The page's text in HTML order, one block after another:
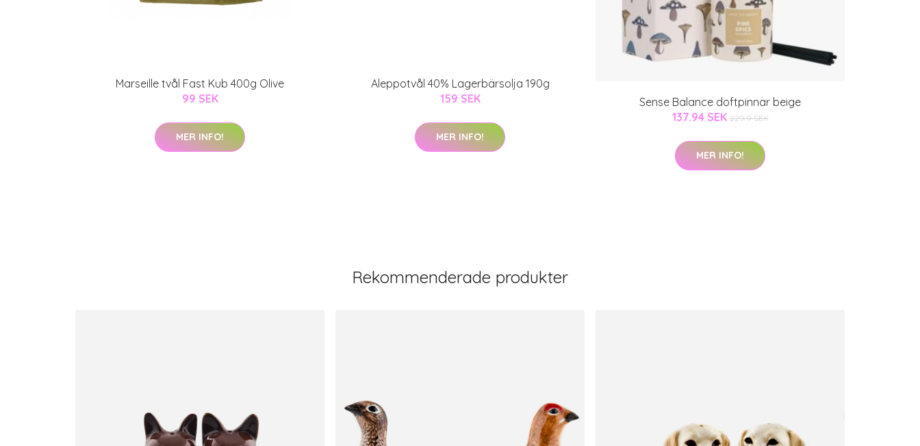
Marseille tvål Fast Kub 400g Olive
99 SEK
MER INFO!
Aleppotvål 40% Lagerbärsolja 190g
159 SEK
MER INFO!
Sense Balance doftpinnar beige
137.94 SEK 229.9 SEK
MER INFO!
Rekommenderade produkter